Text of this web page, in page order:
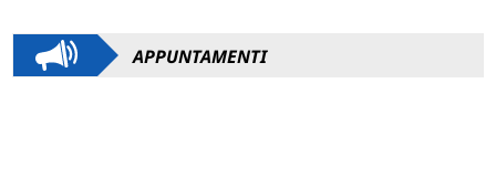
APPUNTAMENTI